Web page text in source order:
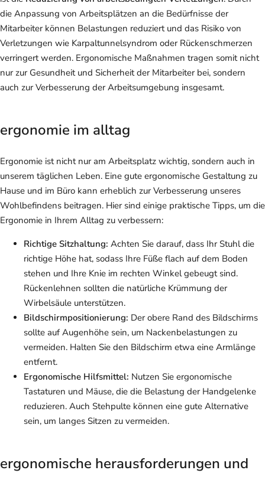
die Anpassung von Arbeitsplätzen an die Bedürfnisse der
Mitarbeiter können Belastungen reduziert und das Risiko von
Verletzungen wie Karpaltunnelsyndrom oder Rückenschmerzen
verringert werden. Ergonomische Maßnahmen tragen somit nicht
nur zur Gesundheit und Sicherheit der Mitarbeiter bei, sondern
auch zur Verbesserung der Arbeitsumgebung insgesamt.
ergonomie im alltag
Ergonomie ist nicht nur am Arbeitsplatz wichtig, sondern auch in
unserem täglichen Leben. Eine gute ergonomische Gestaltung zu
Hause und im Büro kann erheblich zur Verbesserung unseres
Wohlbefindens beitragen. Hier sind einige praktische Tipps, um die
Ergonomie in Ihrem Alltag zu verbessern:
Richtige Sitzhaltung: Achten Sie darauf, dass Ihr Stuhl die
richtige Höhe hat, sodass Ihre Füße flach auf dem Boden
stehen und Ihre Knie im rechten Winkel gebeugt sind.
Rückenlehnen sollten die natürliche Krümmung der
Wirbelsäule unterstützen.
Bildschirmpositionierung: Der obere Rand des Bildschirms
sollte auf Augenhöhe sein, um Nackenbelastungen zu
vermeiden. Halten Sie den Bildschirm etwa eine Armlänge
entfernt.
Ergonomische Hilfsmittel: Nutzen Sie ergonomische
Tastaturen und Mäuse, die die Belastung der Handgelenke
reduzieren. Auch Stehpulte können eine gute Alternative
sein, um langes Sitzen zu vermeiden.
ergonomische herausforderungen und